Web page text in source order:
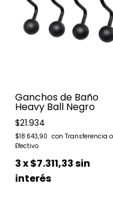
Ganchos de Baño
Heavy Ball Negro
$21.934
$18.643,90
3x$7.311,33sin
interés